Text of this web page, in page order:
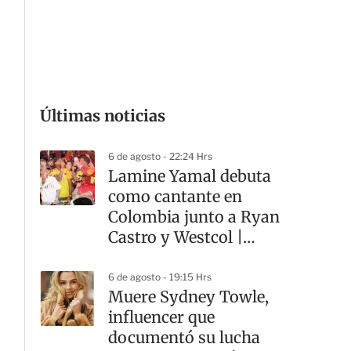
Últimas noticias
6 de agosto - 22:24 Hrs
Lamine Yamal debuta
como cantante en
Colombia junto a Ryan
Castro y Westcol |
6 de agosto - 19:15 Hrs
Muere Sydney Towle,
influencer que
documentó su lucha